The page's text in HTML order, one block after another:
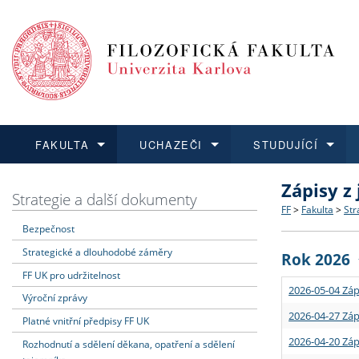
FAKULTA
Dozvědět se více
Struktura
Strategie
Podpora
UCHAZEČI
Podat přihlášku
Co
Učitelské
STUDUJÍCÍ
Dozvědět se více
Rigorózní
Dozvědět se více
O vědě a
Granty a
Dozvědět se více
Aktuální
Strategie a další dokumenty
Bezpečnost
Strategické a dlouhodobé záměry
FF UK pro udržitelnost
Výroční zprávy
Platné vnitřní předpisy FF UK
Rozhodnutí a sdělení děkana, opatření a sdělení
Zápisy
FF > Fakulta >
Rok 2026
2026-05-04
2026-04-27
2026-04-20